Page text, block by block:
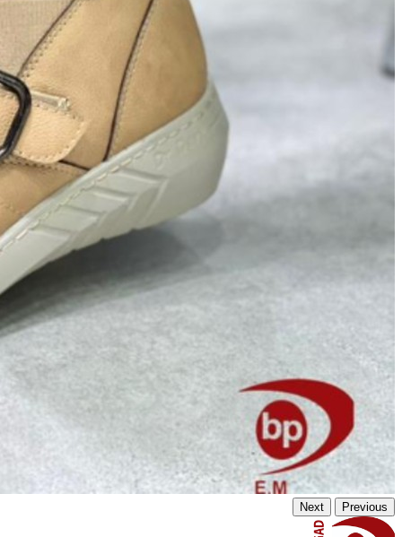
Previous
Next